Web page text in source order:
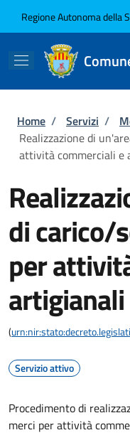
Regione Autonoma della
Briciole di
Home / Servizi /
Realizzazione di
attività commerciali e
di carico/
per
artigianali
(
Servizio attivo
Procedimento di
merci per attività